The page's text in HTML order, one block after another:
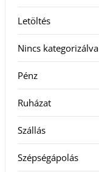
Letöltés
Nincs kategorizálva
Pénz
Ruházat
Szállás
Szépségápolás